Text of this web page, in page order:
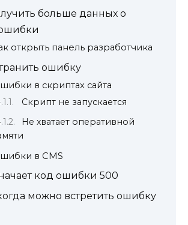
больше данных о
открыть панель разработчика
ошибку
в скриптах сайта
Скрипт не запускается
Не хватает оперативной
в CMS
код ошибки 500
можно встретить ошибку